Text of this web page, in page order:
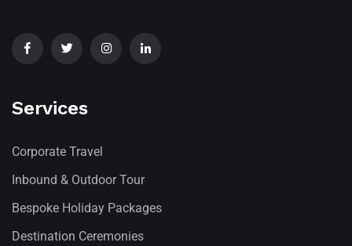
Services
Corporate Travel
Inbound & Outdoor Tour
Bespoke Holiday Packages
Destination Ceremonies